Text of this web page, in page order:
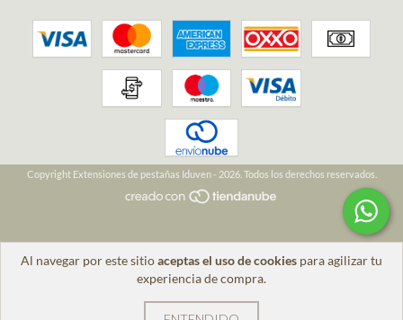
Al navegar por este sitioaceptas el uso de cookies para agilizar tu
experiencia de compra.
Copyright Extensiones de pestañas Iduven - 2026. Todos los derechos reservados.